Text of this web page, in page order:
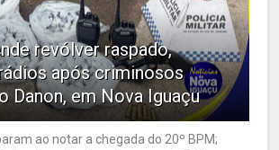
revólver raspado,
após criminosos
Danon, em Nova Iguaçu
ao notar a chegada do 20º BPM;